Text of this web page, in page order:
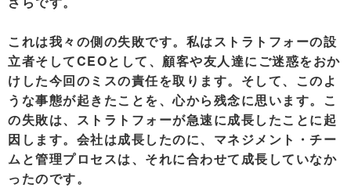
これは我々の側の失敗です。私はストラトフォーの設
立者そしてCEOとして、顧客や友人達にご迷惑をおか
けした今回のミスの責任を取ります。そして、このよ
うな事態が起きたことを、心から残念に思います。こ
の失敗は、ストラトフォーが急速に成長したことに起
因します。会社は成長したのに、マネジメント・チー
ムと管理プロセスは、それに合わせて成長していなか
ったのです。